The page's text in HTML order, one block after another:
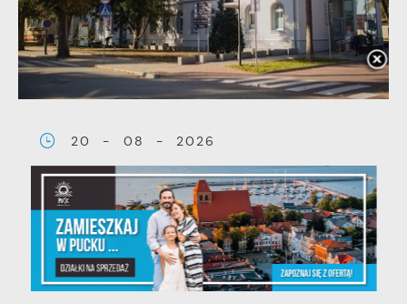
20 - 08 - 2026
Teatralne lato - Zdrowo i
kolorowo